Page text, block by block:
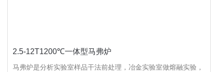
2.5-12T1200℃一体型马弗炉
马弗炉是分析实验室样品干法前处理，冶金实验室做熔融实验，